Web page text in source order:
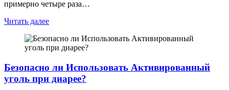
примерно четыре раза…
Читать далее
Безопасно ли Использовать Активированный
уголь при диарее?